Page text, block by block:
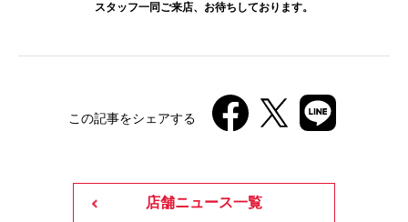
スタッフ一同ご来店、お待ちしております。
この記事をシェアする
店舗ニュース一覧